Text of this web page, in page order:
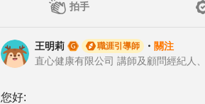
拍手
王明莉 職涯引導師 ・ 關注
您好: